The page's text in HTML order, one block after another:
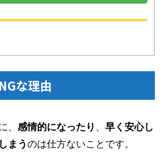
な理由
、 感情的になったり 、 早く安心し
まうのは仕方ないことです。